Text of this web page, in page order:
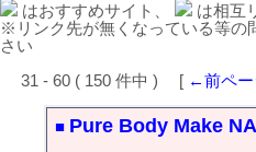
はおすすめサイト、 は相互
※リンク先が無くなっている等の
さい
31 - 60 ( 150 件中 ) [ ←前ペー
■ Pure Body Make